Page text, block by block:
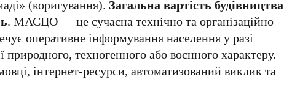
(коригування). Загальна вартість будівництва
. МАСЦО — це сучасна технічно та організаційно
оперативне інформування населення у разі
природного, техногенного або воєнного характеру.
інтернет‑ресурси, автоматизований виклик та